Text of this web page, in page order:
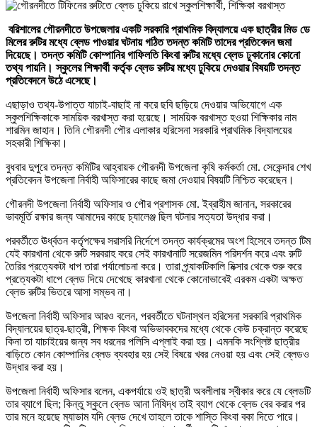
বরিশালের গৌরনদীতে উপজেলার একটি সরকারি প্রাথমিক বিদ্যালয়ে এক ছাত্রীর মিড ডে
মিলের রুটির মধ্যে ব্লেড পাওয়ার ঘটনায় গঠিত তদন্ত কমিটি তাদের প্রতিবেদন জমা
দিয়েছে। তদন্ত কমিটি কোম্পানির গাফিলতি কিংবা রুটির মধ্যে ব্লেড ঢুকানোর কোনো
তথ্য পায়নি। স্কুলের শিক্ষার্থী কর্তৃক ব্লেড রুটির মধ্যে ঢুকিয়ে দেওয়ার বিষয়টি তদন্ত
প্রতিবেদনে উঠে এসেছে।
এছাড়াও তথ্য-উপাত্ত যাচাই-বাছাই না করে ছবি ছড়িয়ে দেওয়ার অভিযোগে এক
স্কুলশিক্ষিকাকে সাময়িক বরখাস্ত করা হয়েছে। সাময়িক বরখাস্ত হওয়া শিক্ষিকার নাম
শারমিন জাহান। তিনি গৌরনদী পৌর এলাকার হরিসেনা সরকারি প্রাথমিক বিদ্যালয়ের
সহকারী শিক্ষিকা।
বুধবার দুপুরে তদন্ত কমিটির আহ্বায়ক গৌরনদী উপজেলা কৃষি কর্মকর্তা মো. সেকেন্দার শেখ
প্রতিবেদন উপজেলা নির্বাহী অফিসারের কাছে জমা দেওয়ার বিষয়টি নিশ্চিত করেছেন।
গৌরনদী উপজেলা নির্বাহী অফিসার ও পৌর প্রশাসক মো. ইব্রাহীম জানান, সরকারের
ভাবমূর্তি রক্ষার জন্য আমাদের কাছে চ্যালেঞ্জ ছিল ঘটনার সত্যতা উদ্ধার করা।
পরবর্তীতে ঊর্ধ্বতন কর্তৃপক্ষের সরাসরি নির্দেশে তদন্ত কার্যক্রমের অংশ হিসেবে তদন্ত টিম
যেই কারখানা থেকে রুটি সরবরাহ করে সেই কারখানাটি সরেজমিন পরিদর্শন করে এবং রুটি
তৈরির প্রত্যেকটা ধাপ তারা পর্যালোচনা করে। তারা প্র্যাকটিকালি মিক্সার থেকে শুরু করে
প্রত্যেকটা ধাপে ব্লেড দিয়ে দেখেছে কারখানা থেকে কোনোভাবেই এরকম একটা অক্ষত
ব্লেড রুটির ভিতরে আসা সম্ভব না।
উপজেলা নির্বাহী অফিসার আরও বলেন, পরবর্তীতে ঘটনাস্থল হরিসেনা সরকারি প্রাথমিক
বিদ্যালয়ের ছাত্র-ছাত্রী, শিক্ষক কিংবা অভিভাবকদের মধ্যে থেকে কেউ চক্রান্ত করেছে
কিনা তা যাচাইয়ের জন্য সব ধরনের পলিসি এপ্লাই করা হয়। এমনকি সংশ্লিষ্ট ছাত্রীর
বাড়িতে কোন কোম্পানির ব্লেড ব্যবহার হয় সেই বিষয়ে খবর নেওয়া হয় এবং সেই ব্লেডও
উদ্ধার করা হয়।
উপজেলা নির্বাহী অফিসার বলেন, একপর্যায়ে ওই ছাত্রী অবলীলায় স্বীকার করে যে ব্লেডটি
তার ব্যাগে ছিল; কিন্তু স্কুলে ব্লেড আনা নিষিদ্ধ তাই ব্যাগ থেকে ব্লেড বের করার পর
তার মনে হয়েছে ম্যাডাম যদি ব্লেড দেখে তাহলে তাকে শাস্তি কিংবা বকা দিতে পারে।